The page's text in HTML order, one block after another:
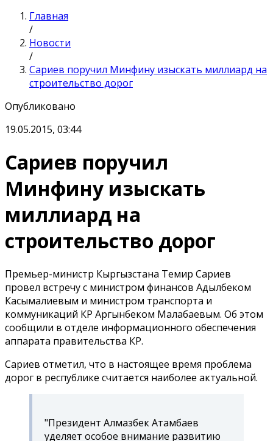
Главная
/
Новости
/
Сариев поручил Минфину изыскать миллиард на
строительство дорог
Опубликовано
19.05.2015, 03:44
Сариев поручил
Минфину изыскать
миллиард на
строительство дорог
Премьер-министр Кыргызстана Темир Сариев
провел встречу с министром финансов Адылбеком
Касымалиевым и министром транспорта и
коммуникаций КР Аргынбеком Малабаевым. Об этом
сообщили в отделе информационного обеспечения
аппарата правительства КР.
Сариев отметил, что в настоящее время проблема
дорог в республике считается наиболее актуальной.
"Президент Алмазбек Атамбаев
уделяет особое внимание развитию